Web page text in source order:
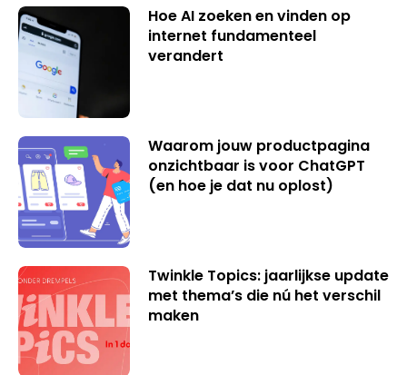
Hoe AI zoeken en vinden op
internet fundamenteel
verandert
Waarom jouw productpagina
onzichtbaar is voor ChatGPT
(en hoe je dat nu oplost)
Twinkle Topics: jaarlijkse update
met thema’s die nú het verschil
maken